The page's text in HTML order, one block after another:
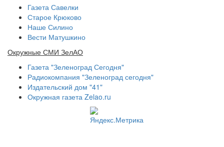
Газета Савелки
Старое Крюково
Наше Силино
Вести Матушкино
Окружные СМИ ЗелАО
Газета "Зеленоград Сегодня"
Радиокомпания "Зеленоград сегодня"
Издательский дом "41"
Окружная газета Zelao.ru